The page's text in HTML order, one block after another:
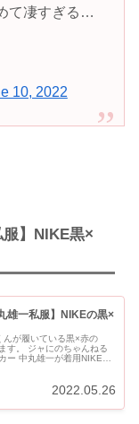
て凄すぎる…
10, 2022
】NIKE黒×
雄一私服】NIKEの黒×
んが履いている黒×赤の
す。 ジャにのちゃんねる
ー 中丸雄一が着用NIKEの
2022.05.26